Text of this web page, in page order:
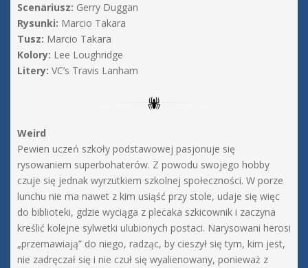
Scenariusz: Gerry Duggan
Rysunki: Marcio Takara
Tusz: Marcio Takara
Kolory: Lee Loughridge
Litery: VC’s Travis Lanham
Weird
Pewien uczeń szkoły podstawowej pasjonuje się
rysowaniem superbohaterów. Z powodu swojego hobby
czuje się jednak wyrzutkiem szkolnej społeczności. W porze
lunchu nie ma nawet z kim usiąść przy stole, udaje się więc
do biblioteki, gdzie wyciąga z plecaka szkicownik i zaczyna
kreślić kolejne sylwetki ulubionych postaci. Narysowani herosi
„przemawiają” do niego, radząc, by cieszył się tym, kim jest,
nie zadręczał się i nie czuł się wyalienowany, ponieważ z